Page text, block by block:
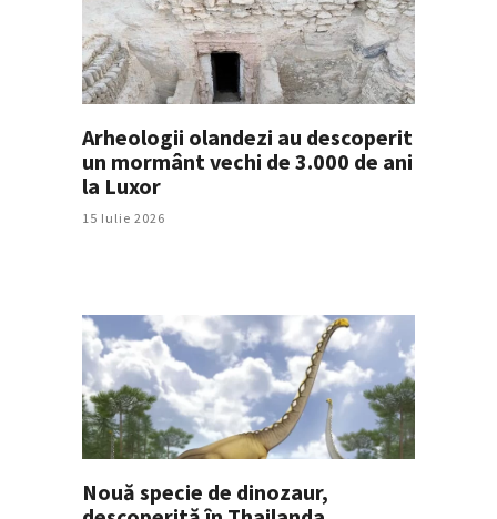
Arheologii olandezi au descoperit
un mormânt vechi de 3.000 de ani
la Luxor
15 Iulie 2026
Nouă specie de dinozaur,